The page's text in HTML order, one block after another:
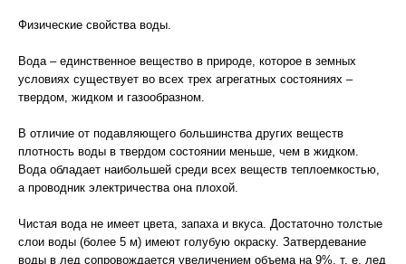
Физические свойства воды.
Вода – единственное вещество в природе, которое в земных
условиях существует во всех трех агрегатных состояниях –
твердом, жидком и газообразном.
В отличие от подавляющего большинства других веществ
плотность воды в твердом состоянии меньше, чем в жидком.
Вода обладает наибольшей среди всех веществ теплоемкостью,
а проводник электричества она плохой.
Чистая вода не имеет цвета, запаха и вкуса. Достаточно толстые
слои воды (более 5 м) имеют голубую окраску. Затвердевание
воды в лед сопровождается увеличением объема на 9%, т. е. лед